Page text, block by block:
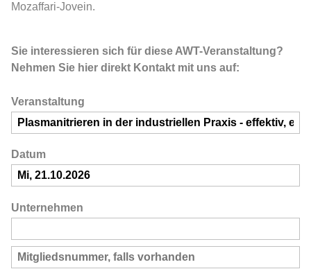
Mozaffari-Jovein.
Sie interessieren sich für diese AWT-Veranstaltung?
Nehmen Sie hier direkt Kontakt mit uns auf:
Veranstaltung
Datum
Unternehmen